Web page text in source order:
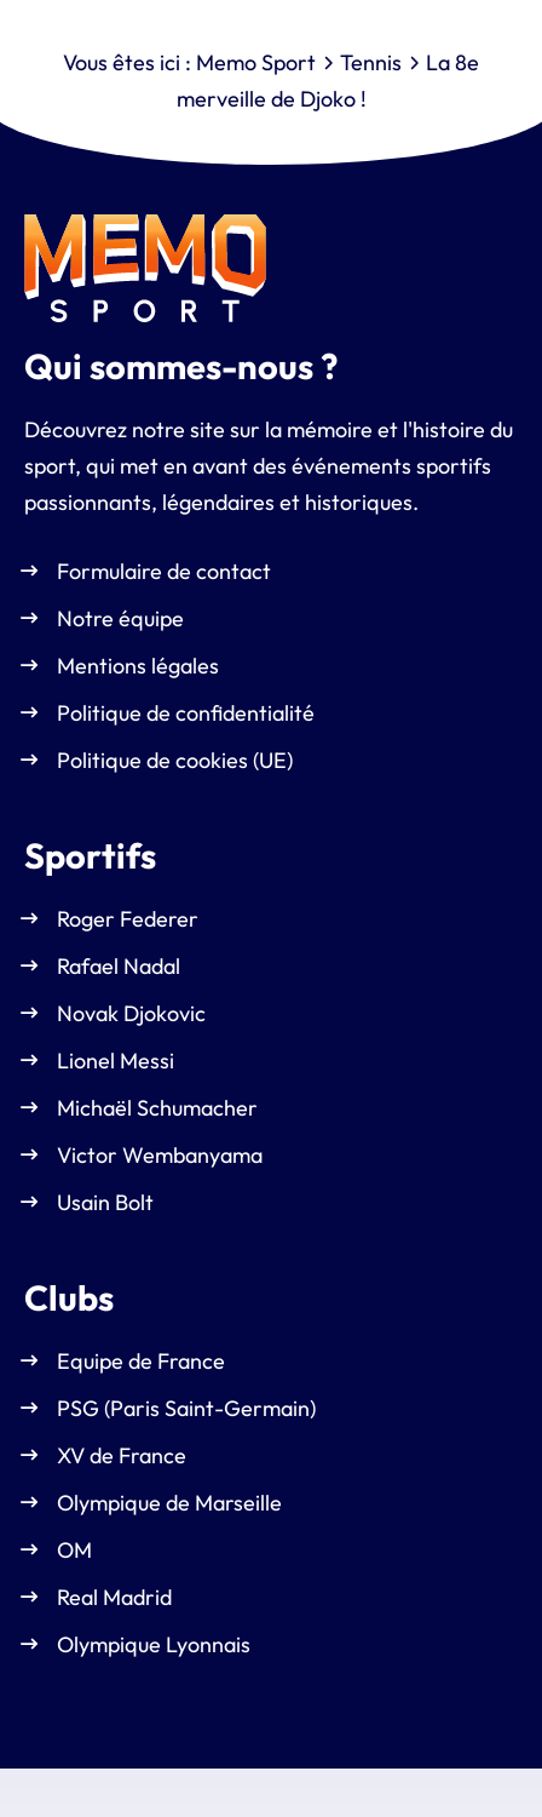
Vous êtes ici : Memo Sport Tennis
La 8e
merveille de Djoko !
Qui sommes-nous ?
Découvrez notre site sur la mémoire et l'histoire du
sport, qui met en avant des événements sportifs
passionnants, légendaires et historiques.
Formulaire de contact
Notre équipe
Mentions légales
Politique de confidentialité
Politique de cookies (UE)
Sportifs
Roger Federer
Rafael Nadal
Novak Djokovic
Lionel Messi
Michaël Schumacher
Victor Wembanyama
Usain Bolt
Clubs
Equipe de France
PSG (Paris Saint-Germain)
XV de France
Olympique de Marseille
OM
Real Madrid
Olympique Lyonnais